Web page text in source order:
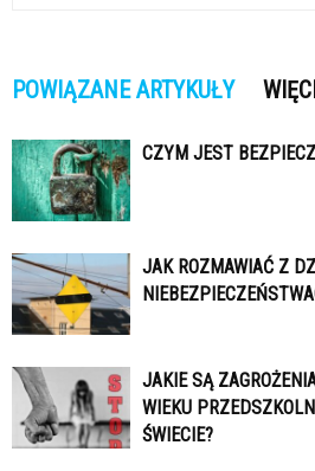
POWIĄZANE ARTYKUŁY
CZYM JEST
JAK ROZMAWIAĆ Z
JAKIE SĄ
WIEKU
ŚWIECIE?